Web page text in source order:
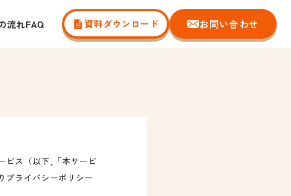
流れFAQ 資料ダウンロード お問い合わせ
ビス（以下,「本サービ
プライバシーポリシー